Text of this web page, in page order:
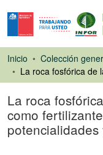
Inicio Colección
La roca
como